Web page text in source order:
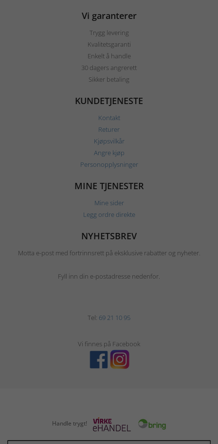
Vi garanterer
Trygg levering
Kvalitetsgaranti
Enkelt å handle
30 dagers angrerett
Sikker betaling
KUNDETJENESTE
Kontakt
Returer
Kjøpsvilkår
Angre kjøp
Personopplysninger
MINE TJENESTER
Mine sider
Legg ordre direkte
NYHETSBREV
Motta e-post med fortrinnsrett på eksklusive rabatter og nyheter.
Fyll inn din e-postadresse nedenfor.
Tel: 69 21 10 95
Vi finnes på Facebook
Handle trygt!